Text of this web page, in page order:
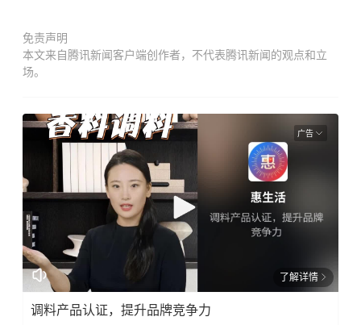
免责声明
本文来自腾讯新闻客户端创作者，不代表腾讯新闻的观点和立
场。
广告
了解详情
调料产品认证，提升品牌竞争力